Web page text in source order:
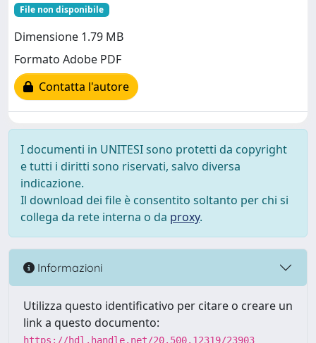
File non disponibile
Dimensione 1.79 MB
Formato Adobe PDF
Contatta l'autore
I documenti in UNITESI sono protetti da copyright
e tutti i diritti sono riservati, salvo diversa
indicazione.
Il download dei file è consentito soltanto per chi si
collega da rete interna o da proxy.
Informazioni
Utilizza questo identificativo per citare o creare un
link a questo documento:
https://hdl.handle.net/20.500.12319/23903